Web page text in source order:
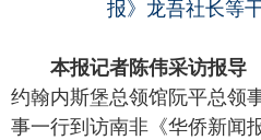
报》龙吾社长等
本报记者陈伟采访报导
约翰内斯堡总领馆阮平总领
事一行到访南非《华侨新闻